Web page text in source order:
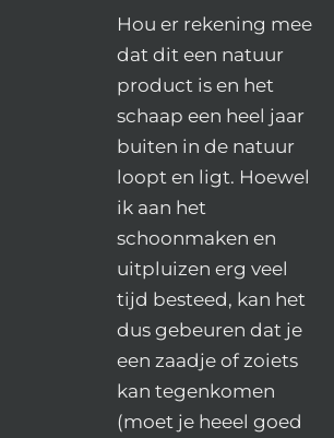
Hou er rekening mee
dat dit een natuur
product is en het
schaap een heel jaar
buiten in de natuur
loopt en ligt. Hoewel
ik aan het
schoonmaken en
uitpluizen erg veel
tijd besteed, kan het
dus gebeuren dat je
een zaadje of zoiets
kan tegenkomen
(moet je heeel goed